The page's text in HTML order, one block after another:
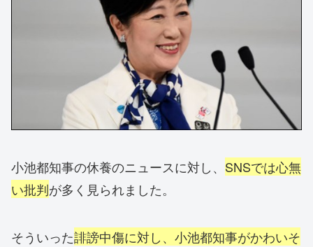
小池都知事の休養のニュースに対し、 SNSでは心無
い批判が多く見られました。
そういった誹謗中傷に対し、小池都知事がかわいそ